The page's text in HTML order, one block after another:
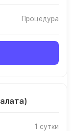
Процедура
1 сутки